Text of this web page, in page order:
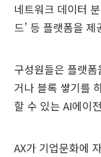
네트워크 데이터
드’ 등 플랫폼을 제
구성원들은 플랫
거나 블록 쌓기를
할 수 있는 AI에이
AX가 기업문화에